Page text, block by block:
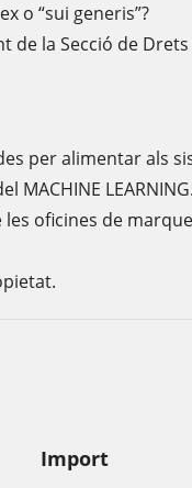
o “sui generis”?
de la Secció de
per alimentar als
MACHINE
oficines de
Import